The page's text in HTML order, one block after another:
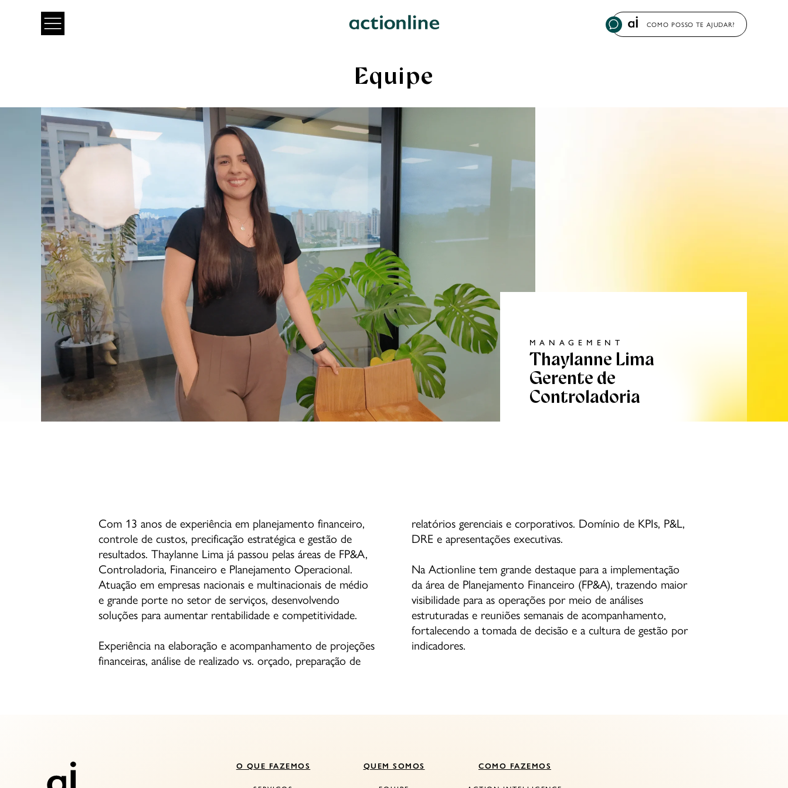
› Serviços
Lead Generation
Vendas
Cobrança
Back-office
Body Shop
Resultados
Clientes
› Action Intelligence
Customer Experience
Transformação Digital
Business Analytics
White Papers
Untold
QUEM SOMOS
› About Us
› Equipe
Diversidade & Inclusão
Desenvolvimento
Rol da Mulher
Artigos
Noticias
Press Releases
COMO POSSO TE AJUDAR?
Equipe
MANAGEMENT
Thaylanne Lima
Gerente de
Controladoria
Com 13 anos de experiência em planejamento financeiro,
controle de custos, precificação estratégica e gestão de
resultados. Thaylanne Lima já passou pelas áreas de FP&A,
Controladoria, Financeiro e Planejamento Operacional.
Atuação em empresas nacionais e multinacionais de médio
e grande porte no setor de serviços, desenvolvendo
soluções para aumentar rentabilidade e competitividade.
Experiência na elaboração e acompanhamento de projeções
financeiras, análise de realizado vs. orçado, preparação de
relatórios gerenciais e corporativos. Domínio de KPIs, P&L,
DRE e apresentações executivas.
Na Actionline tem grande destaque para a implementação
da área de Planejamento Financeiro (FP&A), trazendo maior
visibilidade para as operações por meio de análises
estruturadas e reuniões semanais de acompanhamento,
fortalecendo a tomada de decisão e a cultura de gestão por
indicadores.
O QUE FAZEMOS QUEM SOMOS COMO FAZEMOS